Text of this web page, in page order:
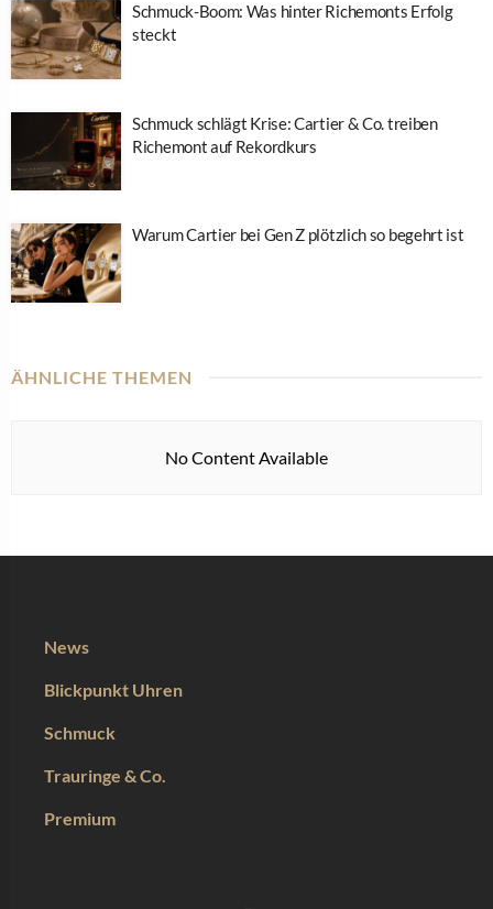
Schmuck-Boom: Was hinter Richemonts Erfolg
steckt
Schmuck schlägt Krise: Cartier & Co. treiben
Richemont auf Rekordkurs
Warum Cartier bei Gen Z plötzlich so begehrt ist
ÄHNLICHE THEMEN
No Content Available
News
Blickpunkt Uhren
Schmuck
Trauringe & Co.
Premium